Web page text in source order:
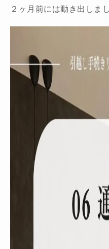
２ヶ月前には動き出しま